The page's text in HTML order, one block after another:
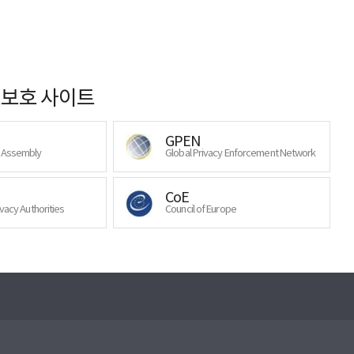
호 사이트
GPEN
Global Privacy Enforcement Network
Authorities
CoE
Council of Europe